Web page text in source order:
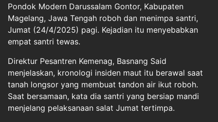
Pondok Modern Darussalam Gontor, Kabupaten
Magelang, Jawa Tengah roboh dan menimpa santri,
Jumat (24/4/2025) pagi. Kejadian itu menyebabkan
empat santri tewas.
Direktur Pesantren Kemenag, Basnang Said
menjelaskan, kronologi insiden maut itu berawal saat
tanah longsor yang membuat tandon air ikut roboh.
Saat bersamaan, kata dia santri yang bersiap mandi
menjelang pelaksanaan salat Jumat tertimpa.